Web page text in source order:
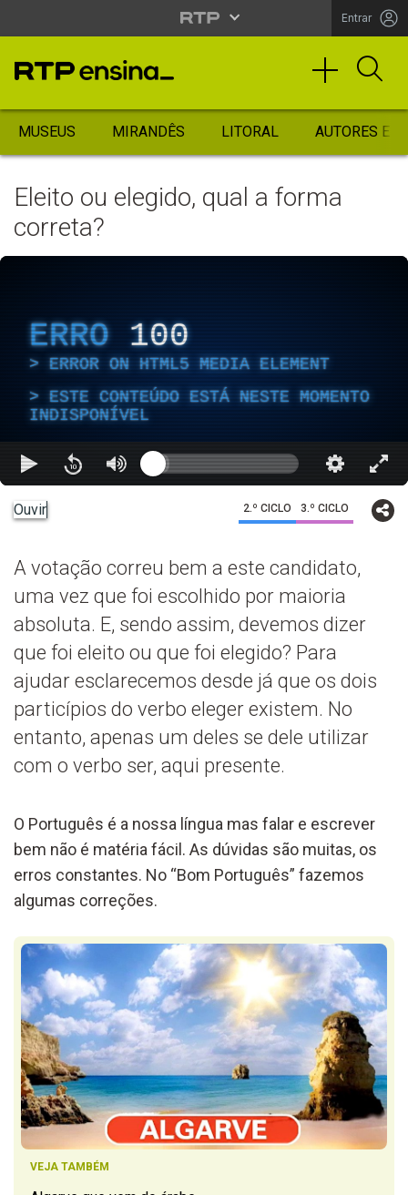
Entrar
MUSEUS MIRANDÊS LITORAL AUTORES
Eleito ou elegido, qual a forma
correta?
ERRO 100
ERROR ON HTML5 MEDIA ELEMENT
ESTE CONTEÚDO ESTÁ NESTE MOMENTO
INDISPONÍVEL
Ouvir 2.º CICLO 3.º CICLO
A votação correu bem a este candidato,
uma vez que foi escolhido por maioria
absoluta. E, sendo assim, devemos dizer
que foi eleito ou que foi elegido? Para
ajudar esclarecemos desde já que os dois
particípios do verbo eleger existem. No
entanto, apenas um deles se dele utilizar
com o verbo ser, aqui presente.
O Português é a nossa língua mas falar e escrever
bem não é matéria fácil. As dúvidas são muitas, os
erros constantes. No “Bom Português” fazemos
algumas correções.
VEJA TAMBÉM